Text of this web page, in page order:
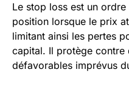
Le stop loss est un
position lorsque le prix
limitant ainsi les pertes
capital. Il protège contre
défavorables imprévus